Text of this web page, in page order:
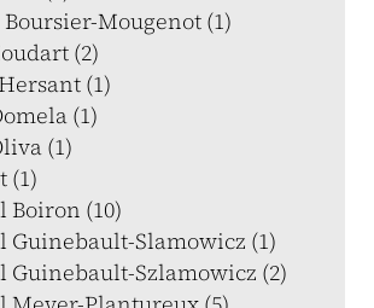
Boursier-Mougenot (1)
(2)
(1)
(1)
(1)
(1)
Boiron (10)
Guinebault-Slamowicz (1)
Guinebault-Szlamowicz (2)